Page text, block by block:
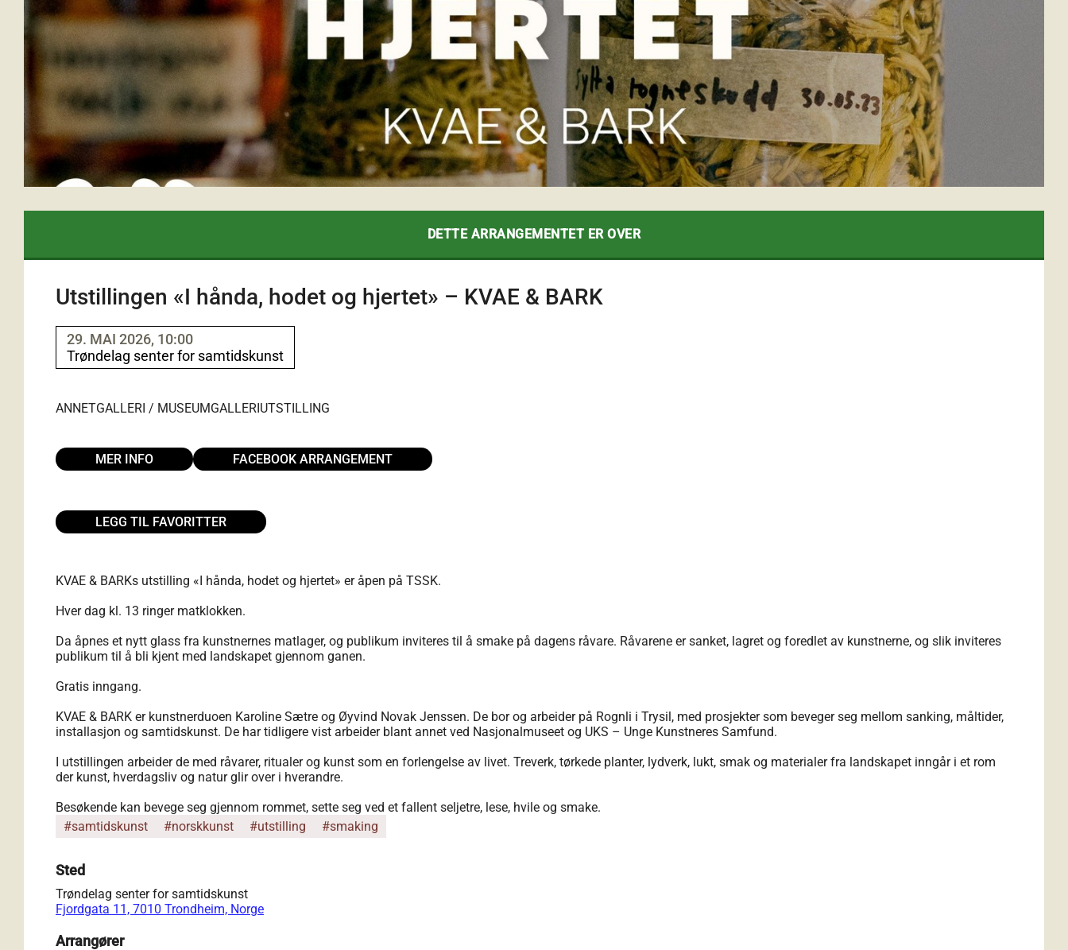
DETTE ARRANGEMENTET ER OVER
Utstillingen «I hånda, hodet og hjertet» – KVAE & BARK
29. MAI 2026, 10:00
Trøndelag senter for samtidskunst
ANNETGALLERI / MUSEUMGALLERIUTSTILLING
MER INFO FACEBOOK ARRANGEMENT
LEGG TIL FAVORITTER
KVAE & BARKs utstilling «I hånda, hodet og hjertet» er åpen på TSSK.
Hver dag kl. 13 ringer matklokken.
Da åpnes et nytt glass fra kunstnernes matlager, og publikum inviteres til å smake på dagens råvare. Råvarene er sanket, lagret og foredlet av kunstnerne, og slik inviteres
publikum til å bli kjent med landskapet gjennom ganen.
Gratis inngang.
KVAE & BARK er kunstnerduoen Karoline Sætre og Øyvind Novak Jenssen. De bor og arbeider på Rognli i Trysil, med prosjekter som beveger seg mellom sanking, måltider,
installasjon og samtidskunst. De har tidligere vist arbeider blant annet ved Nasjonalmuseet og UKS – Unge Kunstneres Samfund.
I utstillingen arbeider de med råvarer, ritualer og kunst som en forlengelse av livet. Treverk, tørkede planter, lydverk, lukt, smak og materialer fra landskapet inngår i et rom
der kunst, hverdagsliv og natur glir over i hverandre.
Besøkende kan bevege seg gjennom rommet, sette seg ved et fallent seljetre, lese, hvile og smake.
#samtidskunst
#norskkunst #utstilling #smaking
Sted
Trøndelag senter for samtidskunst
Fjordgata 11, 7010 Trondheim, Norge
Arrangører